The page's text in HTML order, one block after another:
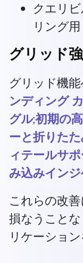
クエリ
リング用
グリッド
グリッド機
ンディング
グル;初期の
ーと折りた
ィテールサポ
み込みイン
これらの改
損なうこと
リケーショ